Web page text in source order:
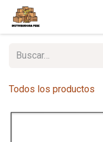
Ir al contenido
Todos los productos